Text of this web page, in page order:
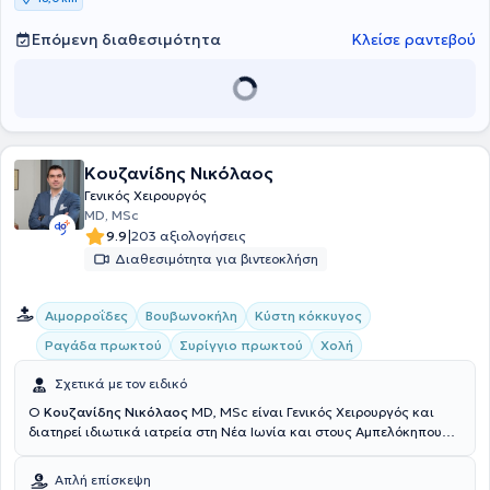
Επόμενη διαθεσιμότητα Κλείσε ραντεβού
Κουζανίδης Νικόλαος
Γενικός Χειρουργός
MD, MSc
9.9|203 αξιολογήσεις
Διαθεσιμότητα για βιντεοκλήση
Αιμορροΐδες Βουβωνοκήλη
Κύστη κόκκυγος
Ραγάδα πρωκτού
Συρίγγιο πρωκτού Χολή
Σχετικά με τον ειδικό
Ο Κουζανίδης Νικόλαος MD, MSc είναι Γενικός Χειρουργός και
διατηρεί ιδιωτικά ιατρεία στη Νέα Ιωνία και στους Αμπελόκηπους.
και έχει πραγματοποιήσει μεταπτυχιακές σπουδές στην ελάχιστα
Απλή επίσκεψη